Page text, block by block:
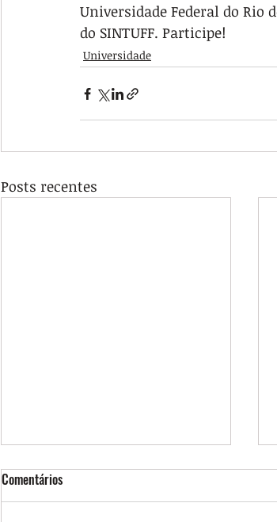
Universidade Federal do Rio
do SINTUFF. Participe!
Universidade
Posts recentes
Comentários